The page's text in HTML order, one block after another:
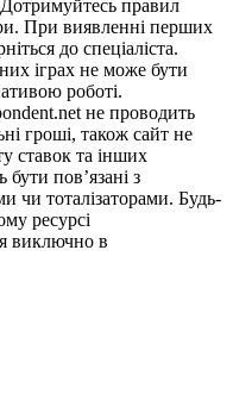
Дотримуйтесь правил
При виявленні перших
до спеціаліста.
іграх не може бути
роботі.
не проводить
гроші, також сайт не
ставок та інших
бути пов’язані з
чи тоталізаторами. Будь-
ресурсі
виключно в